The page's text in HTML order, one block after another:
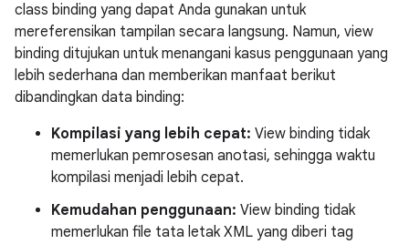
class binding yang dapat Anda gunakan untuk
mereferensikan tampilan secara langsung. Namun, view
binding ditujukan untuk menangani kasus penggunaan yang
lebih sederhana dan memberikan manfaat berikut
dibandingkan data binding:
Kompilasi yang lebih cepat: View binding tidak
memerlukan pemrosesan anotasi, sehingga waktu
kompilasi menjadi lebih cepat.
Kemudahan penggunaan: View binding tidak
memerlukan file tata letak XML yang diberi tag